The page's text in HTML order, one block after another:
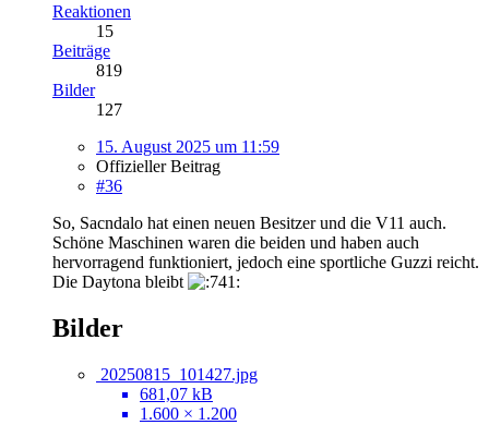
Reaktionen
15
Beiträge
819
Bilder
127
15. August 2025 um 11:59
Offizieller Beitrag
#36
So, Sacndalo hat einen neuen Besitzer und die V11 auch.
Schöne Maschinen waren die beiden und haben auch
hervorragend funktioniert, jedoch eine sportliche Guzzi reicht.
Die Daytona bleibt
Bilder
20250815_101427.jpg
681,07 kB
1.600 × 1.200